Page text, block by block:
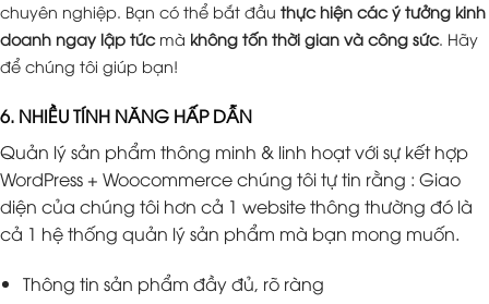
chuyên nghiệp. Bạn có thể bắt đầu thực hiện các ý tưởng kinh
doanh ngay lập tứcmà không tốn thời gian và công sức. Hãy
để chúng tôi giúp bạn!
6. NHIỀU TÍNH NĂNG HẤP DẪN
Quản lý sản phẩm thông minh & linh hoạt với sự kết hợp
WordPress + Woocommerce chúng tôi tự tin rằng : Giao
diện của chúng tôi hơn cả 1 website thông thường đó là
cả 1 hệ thống quản lý sản phẩm mà bạn mong muốn.
Thông tin sản phẩm đầy đủ, rõ ràng